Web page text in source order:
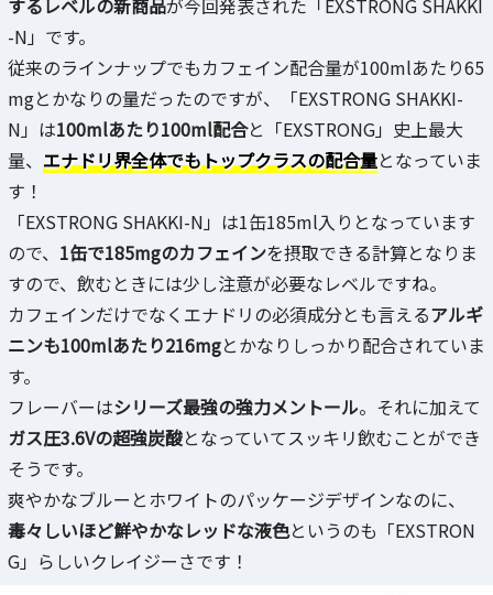
-N」です。
従来のラインナップでもカフェイン配合量が100mlあたり65
mgとかなりの量だったのですが、「EXSTRONG SHAKKI-
N」は100mlあたり100ml配合と「EXSTRONG」史上最大
量、 エナドリ界全体でもトップクラスの配合量となっていま
す！
「EXSTRONG SHAKKI-N」は1缶185ml入りとなっています
ので、 1缶で185mgのカフェインを摂取できる計算となりま
すので、飲むときには少し注意が必要なレベルですね。
カフェインだけでなくエナドリの必須成分とも言えるアルギ
ニンも100mlあたり216mgとかなりしっかり配合されていま
す。
フレーバーはシリーズ最強の強力メントール。それに加えて
ガス圧3.6Vの超強炭酸となっていてスッキリ飲むことができ
そうです。
爽やかなブルーとホワイトのパッケージデザインなのに、
毒々しいほど鮮やかなレッドな液色というのも「EXSTRON
G」らしいクレイジーさです！